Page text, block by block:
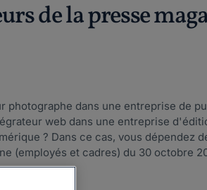
de la presse
photographe dans une entreprise de
web dans une entreprise
? Dans ce cas, vous dépendez
(employés et cadres) du 30 octobre